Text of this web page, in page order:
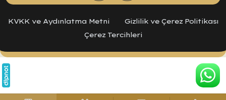
KVKK ve Aydınlatma Metni
Gizlilik ve Çerez Politikası
Çerez Tercihleri